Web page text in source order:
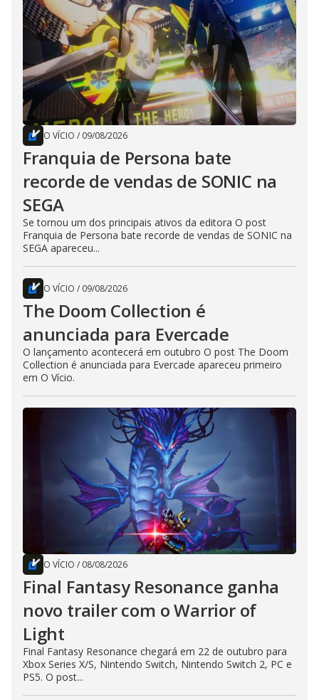
O VÍCIO / 09/08/2026
Franquia de Persona bate
recorde de vendas de SONIC na
SEGA
Se tornou um dos principais ativos da editora O post
Franquia de Persona bate recorde de vendas de SONIC na
SEGA apareceu...
O VÍCIO / 09/08/2026
The Doom Collection é
anunciada para Evercade
O lançamento acontecerá em outubro O post The Doom
Collection é anunciada para Evercade apareceu primeiro
em O Vício.
O VÍCIO / 08/08/2026
Final Fantasy Resonance ganha
novo trailer com o Warrior of
Light
Final Fantasy Resonance chegará em 22 de outubro para
Xbox Series X/S, Nintendo Switch, Nintendo Switch 2, PC e
PS5. O post...